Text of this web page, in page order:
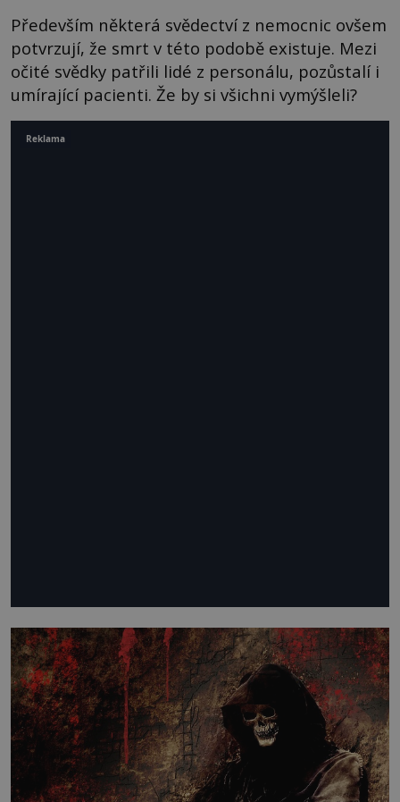
Především některá svědectví z nemocnic ovšem
potvrzují, že smrt v této podobě existuje. Mezi
očité svědky patřili lidé z personálu, pozůstalí i
umírající pacienti. Že by si všichni vymýšleli?
Reklama